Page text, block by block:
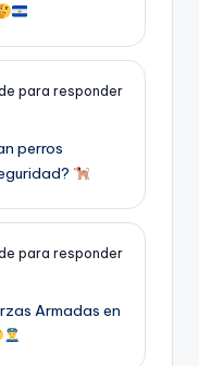
para responder
perros
para responder
Armadas en